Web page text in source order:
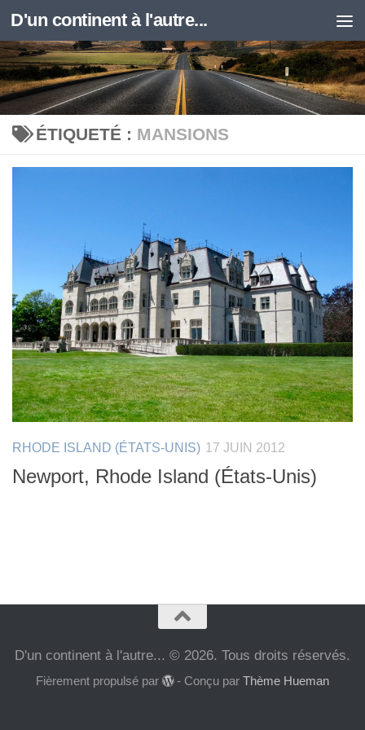
Skip to content
D'un continent à l'autre...
ÉTIQUETÉ : MANSIONS
RHODE ISLAND (ÉTATS-UNIS) 17 JUIN 2012
Newport, Rhode Island (États-Unis)
D'un continent à l'autre... © 2026. Tous droits réservés.
Fièrement propulsé par - Conçu parThème Hueman